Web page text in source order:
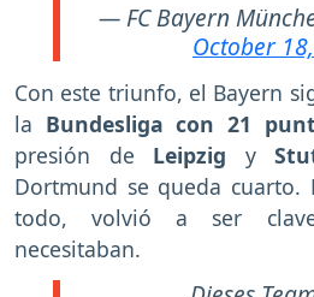
— FC Bayern
October
Con este triunfo, el Bayern
la Bundesliga con 21
presión de Leipzig y
Dortmund se queda cuarto.
todo, volvió a ser
necesitaban.